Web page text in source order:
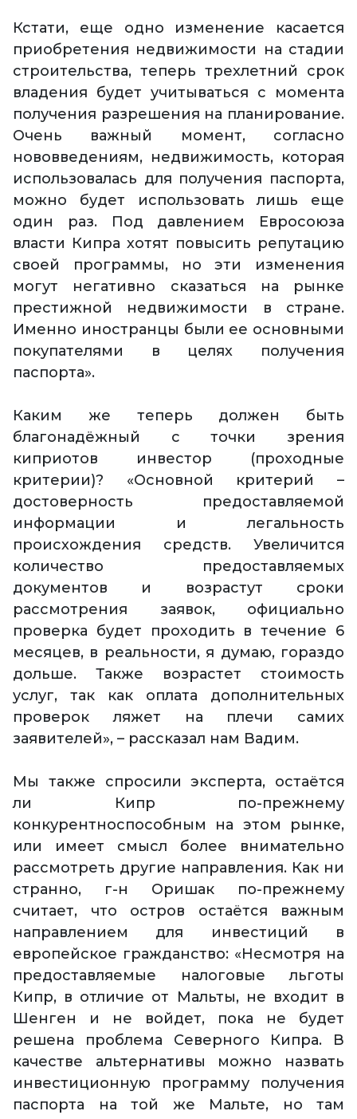
Кстати, еще одно изменение касается
приобретения недвижимости на стадии
строительства, теперь трехлетний срок
владения будет учитываться с момента
получения разрешения на планирование.
Очень важный момент, согласно
нововведениям, недвижимость, которая
использовалась для получения паспорта,
можно будет использовать лишь еще
один раз. Под давлением Евросоюза
власти Кипра хотят повысить репутацию
своей программы, но эти изменения
могут негативно сказаться на рынке
престижной недвижимости в стране.
Именно иностранцы были ее основными
покупателями в целях получения
паспорта».
Каким же теперь должен быть
благонадёжный с точки зрения
киприотов инвестор (проходные
критерии)? «Основной критерий –
достоверность предоставляемой
информации и легальность
происхождения средств. Увеличится
количество предоставляемых
документов и возрастут сроки
рассмотрения заявок, официально
проверка будет проходить в течение 6
месяцев, в реальности, я думаю, гораздо
дольше. Также возрастет стоимость
услуг, так как оплата дополнительных
проверок ляжет на плечи самих
заявителей», – рассказал нам Вадим.
Мы также спросили эксперта, остаётся
ли Кипр по-прежнему
конкурентноспособным на этом рынке,
или имеет смысл более внимательно
рассмотреть другие направления. Как ни
странно, г-н Оришак по-прежнему
считает, что остров остаётся важным
направлением для инвестиций в
европейское гражданство: «Несмотря на
предоставляемые налоговые льготы
Кипр, в отличие от Мальты, не входит в
Шенген и не войдет, пока не будет
решена проблема Северного Кипра. В
качестве альтернативы можно назвать
инвестиционную программу получения
паспорта на той же Мальте, но там